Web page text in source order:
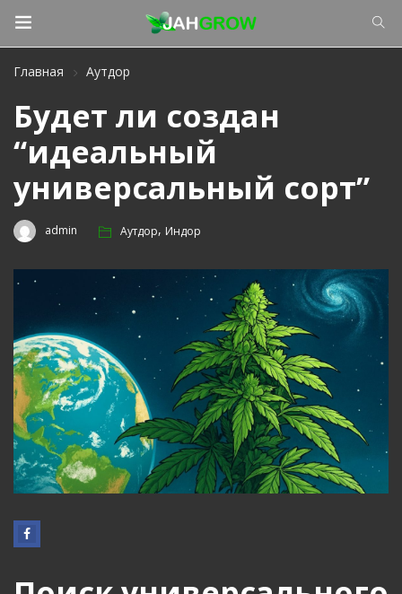
Главная Аутдор
Будет ли создан
“идеальный
универсальный сорт”
admin Аутдор, Индор